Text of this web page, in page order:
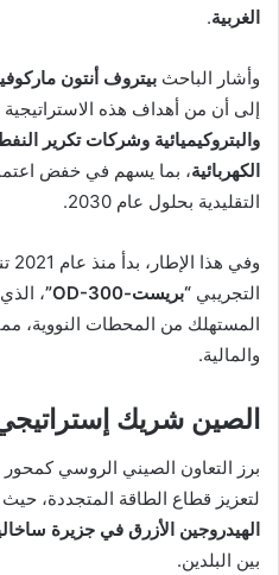
الغربية.
وأشار الباحث بيتروف أنتون
إلى أن من أهداف هذه الاستراتيجية
والبتروكيميائية وشركات تكرير
الكهربائية، بما يسهم في خفض
التقليدية بحلول عام 2030.
التجريبي “بريست-OD-300”
،
المستهلك من المحطات النووية،
والمالية.
الصين شريك
برز التعاون الصيني الروسي
لتعزيز قطاع الطاقة المتجددة،
الهيدروجين الأزرق في جزيرة ساخالين
بين البلدين.